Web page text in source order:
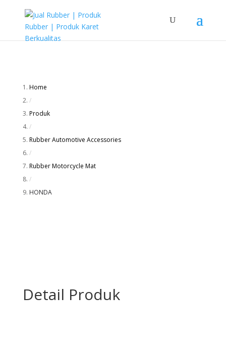
Home
/
Produk
/
Rubber Automotive Accessories
/
Rubber Motorcycle Mat
/
HONDA
Detail Produk